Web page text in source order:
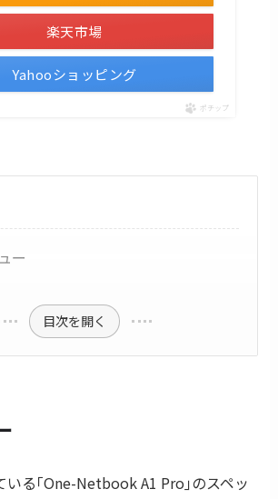
楽天市場
Yahooショッピング
ポチップ
ー
目次を開く
いる｢One-Netbook A1 Pro｣のスペッ